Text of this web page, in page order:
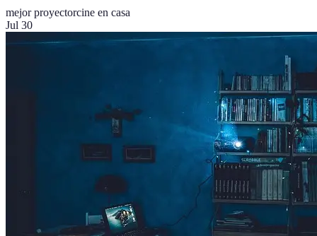
mejor proyectorcine en casa
Jul 30